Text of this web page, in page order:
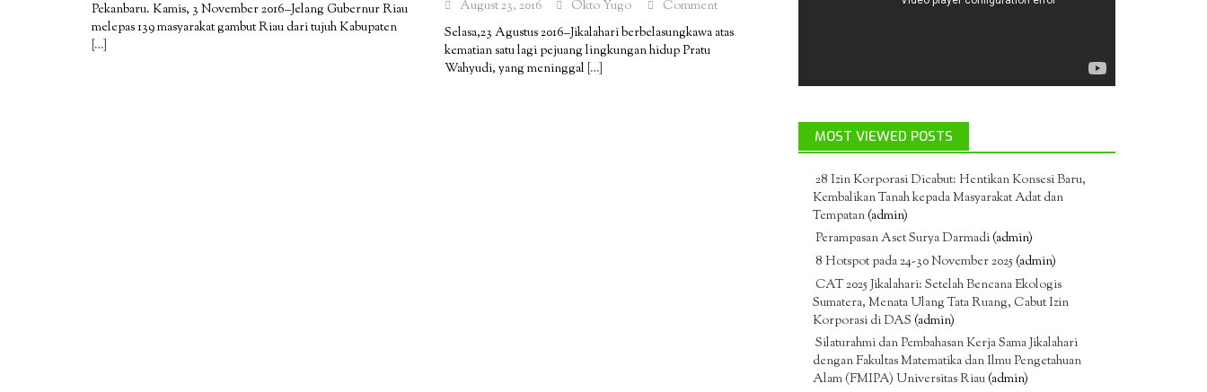
Pekanbaru. Kamis, 3 November 2016–Jelang Gubernur Riau
melepas 139 masyarakat gambut Riau dari tujuh Kabupaten
[…]
August 23, 2016 Okto Yugo
Comment
Selasa,23 Agustus 2016–Jikalahari berbelasungkawa atas
kematian satu lagi pejuang lingkungan hidup Pratu
Wahyudi, yang meninggal […]
MOST VIEWED POSTS
28 Izin Korporasi Dicabut: Hentikan Konsesi Baru,
Kembalikan Tanah kepada Masyarakat Adat dan
Tempatan(admin)
Perampasan Aset Surya Darmadi(admin)
8 Hotspot pada 24-30 November 2025(admin)
CAT 2025 Jikalahari: Setelah Bencana Ekologis
Sumatera, Menata Ulang Tata Ruang, Cabut Izin
Korporasi di DAS (admin)
Silaturahmi dan Pembahasan Kerja Sama Jikalahari
dengan Fakultas Matematika dan Ilmu Pengetahuan
Alam (FMIPA) Universitas Riau(admin)